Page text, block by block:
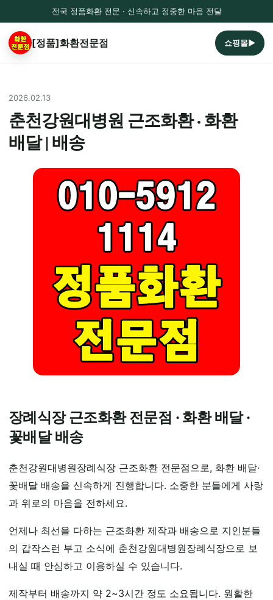
전국 정품화환 전문 · 신속하고 정중한 마음 전달
[정품]화환전문점 쇼핑몰▶
2026.02.13
춘천강원대병원 근조화환 · 화환
배달 | 배송
장례식장 근조화환 전문점 · 화환 배달 ·
꽃배달 배송
춘천강원대병원장례식장 근조화환 전문점으로, 화환 배달·
꽃배달 배송을 신속하게 진행합니다. 소중한 분들에게 사랑
과 위로의 마음을 전하세요.
언제나 최선을 다하는 근조화환 제작과 배송으로 지인분들
의 갑작스런 부고 소식에 춘천강원대병원장례식장으로 보
내실 때 안심하고 이용하실 수 있습니다.
제작부터 배송까지 약 2~3시간 정도 소요됩니다. 원활한